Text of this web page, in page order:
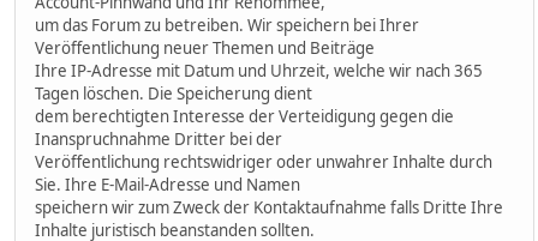
um das Forum zu betreiben. Wir speichern bei Ihrer
Veröffentlichung neuer Themen und Beiträge
Ihre IP-Adresse mit Datum und Uhrzeit, welche wir nach 365
Tagen löschen. Die Speicherung dient
dem berechtigten Interesse der Verteidigung gegen die
Inanspruchnahme Dritter bei der
Veröffentlichung rechtswidriger oder unwahrer Inhalte durch
Sie. Ihre E-Mail-Adresse und Namen
speichern wir zum Zweck der Kontaktaufnahme falls Dritte Ihre
Inhalte juristisch beanstanden sollten.